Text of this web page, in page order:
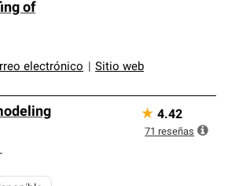
of
electrónico Sitio web
★ 4.42
71 reseñas